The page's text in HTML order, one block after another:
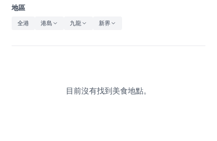
音樂
地區
全港 港島 九龍 新界
目前沒有找到美食地點。